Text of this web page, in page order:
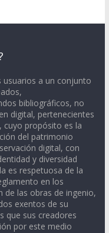
usuarios a un conjunto
bibliográficos, no
digital, pertenecientes
cuyo propósito es la
del patrimonio
digital, con
y diversidad
es respetuosa de la
en los
de las obras de ingenio,
exentos de su
que sus creadores
por este medio